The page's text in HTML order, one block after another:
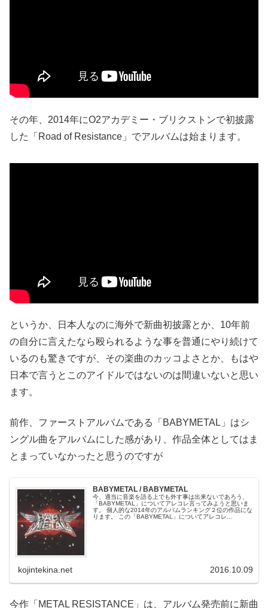
その年、2014年にO2アカデミー・ブリクストンで初披露
した「Road of Resistance」でアルバムは始まります。
というか、日本人なのに海外で新曲初披露とか、10年前
の自分に言えたなら殴られるような事を普通にやり続けて
いるのも驚きですが、その楽曲のカッコよさとか、もはや
日本で言うとこのアイドルではないのは間違いないと思い
ます。
前作、ファーストアルバムである「BABYMETAL」はシ
ングル曲をアルバムにした感があり、作品全体としてはま
とまっていなかったと思うのですが
BABYMETAL / BABYMETAL
今、適当に音楽を語る上でも外す事は出来ないであろう、
「BABYMETAL」についてアレコレ言ってみようと思いま
す。 個人的な2014年のアルバムランキング２位の作品にな
ります。 この「BABYMETAL」についてアレコレ...
kojintekina.net 2016.10.09
今作「METAL RESISTANCE」は、アルバム発売前に新曲